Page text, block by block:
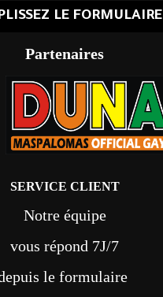
LE FORMULAIRE
Partenaires
SERVICE CLIENT
Notre équipe
vous répond 7J/7
le formulaire